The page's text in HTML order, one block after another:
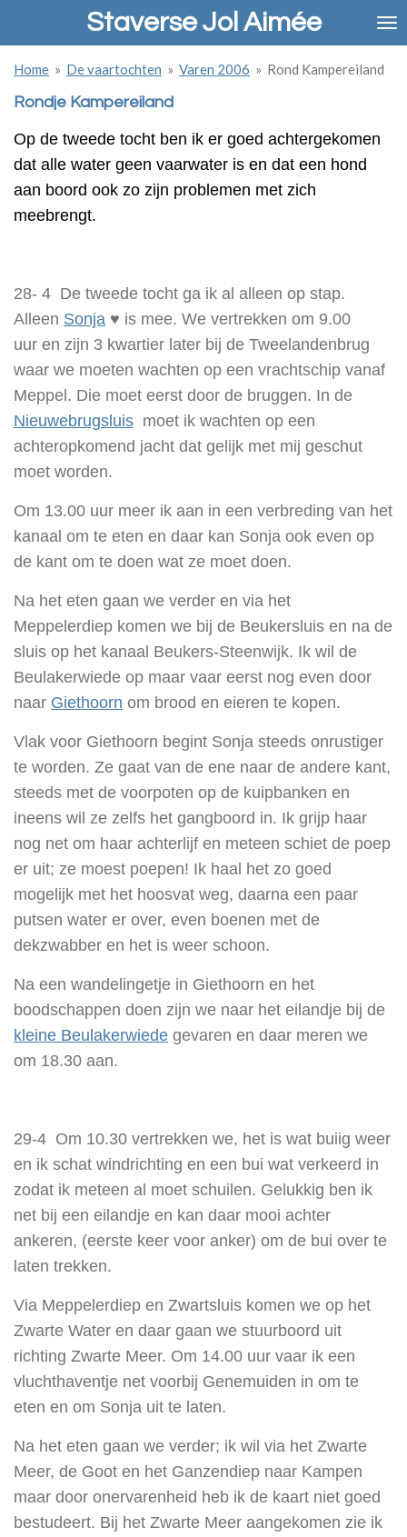
de
hoofdinhoud
Staverse Jol Aimée
Home » De vaartochten » Varen 2006 » Rond Kampereiland
Rondje Kampereiland
Op de tweede tocht ben ik er goed achtergekomen
dat alle water geen vaarwater is en dat een hond
aan boord ook zo zijn problemen met zich
meebrengt.
28- 4 De tweede tocht ga ik al alleen op stap.
Alleen Sonja ♥ is mee. We vertrekken om 9.00
uur en zijn 3 kwartier later bij de Tweelandenbrug
waar we moeten wachten op een vrachtschip vanaf
Meppel. Die moet eerst door de bruggen. In de
Nieuwebrugsluis moet ik wachten op een
achteropkomend jacht dat gelijk met mij geschut
moet worden.
Om 13.00 uur meer ik aan in een verbreding van het
kanaal om te eten en daar kan Sonja ook even op
de kant om te doen wat ze moet doen.
Na het eten gaan we verder en via het
Meppelerdiep komen we bij de Beukersluis en na de
sluis op het kanaal Beukers-Steenwijk. Ik wil de
Beulakerwiede op maar vaar eerst nog even door
naar Giethoorn om brood en eieren te kopen.
Vlak voor Giethoorn begint Sonja steeds onrustiger
te worden. Ze gaat van de ene naar de andere kant,
steeds met de voorpoten op de kuipbanken en
ineens wil ze zelfs het gangboord in. Ik grijp haar
nog net om haar achterlijf en meteen schiet de poep
er uit; ze moest poepen! Ik haal het zo goed
mogelijk met het hoosvat weg, daarna een paar
putsen water er over, even boenen met de
dekzwabber en het is weer schoon.
Na een wandelingetje in Giethoorn en het
boodschappen doen zijn we naar het eilandje bij de
kleine Beulakerwiede gevaren en daar meren we
om 18.30 aan.
29-4 Om 10.30 vertrekken we, het is wat buiig weer
en ik schat windrichting en een bui wat verkeerd in
zodat ik meteen al moet schuilen. Gelukkig ben ik
net bij een eilandje en kan daar mooi achter
ankeren, (eerste keer voor anker) om de bui over te
laten trekken.
Via Meppelerdiep en Zwartsluis komen we op het
Zwarte Water en daar gaan we stuurboord uit
richting Zwarte Meer. Om 14.00 uur vaar ik een
vluchthaventje net voorbij Genemuiden in om te
eten en om Sonja uit te laten.
Na het eten gaan we verder; ik wil via het Zwarte
Meer, de Goot en het Ganzendiep naar Kampen
maar door onervarenheid heb ik de kaart niet goed
bestudeert. Bij het Zwarte Meer aangekomen zie ik